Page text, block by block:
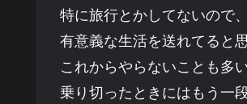
特に旅行とかしてないので
有意義な生活を送れてると思
これからやらないことも多
乗り切ったときにはもう一